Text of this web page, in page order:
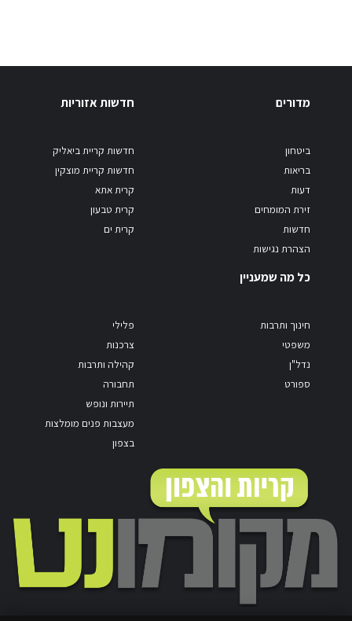
מדורים
ביטחון
בריאות
דעות
זירת המומחים
חדשות
הצהרת נגישות
חדשות אזוריות
חדשות קריית ביאליק
חדשות קריית מוצקין
קרית אתא
קרית טבעון
קרית ים
כל מה שמעניין
חינוך ותרבות
משפטי
נדל"ן
ספורט
פלילי
צרכנות
קהילה ותרבות
תחבורה
תיירות ונופש
מעצבות פנים מומלצות
בצפון